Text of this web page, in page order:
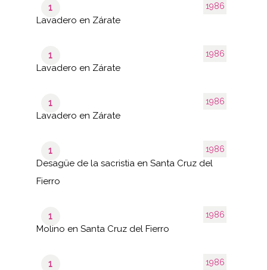
1986
1
Lavadero en Zárate
1986
1
Lavadero en Zárate
1986
1
Lavadero en Zárate
1986
1
Desagüe de la sacristia en Santa Cruz del
Fierro
1986
1
Molino en Santa Cruz del Fierro
1986
1